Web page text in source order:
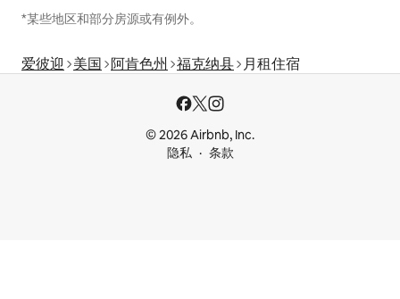
*某些地区和部分房源或有例外。
爱彼迎 美国 阿肯色州 福克纳县 月租住宿
© 2026 Airbnb, Inc.
隐私
条款